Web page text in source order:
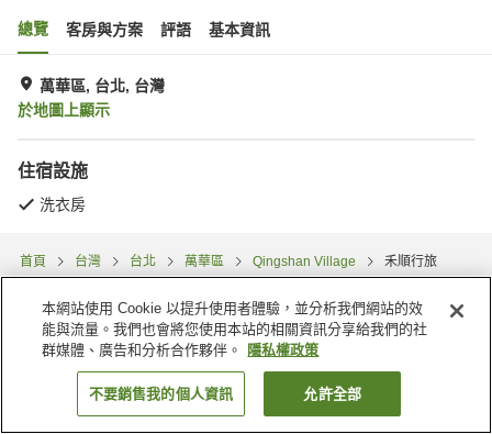
總覽 客房與方案 評語 基本資訊
萬華區, 台北, 台灣
於地圖上顯示
住宿設施
洗衣房
首頁 台灣 台北 萬華區 Qingshan Village 禾順行旅
找客房
本網站使用 Cookie 以提升使用者體驗，並分析我們網站的效
能與流量。我們也會將您使用本站的相關資訊分享給我們的社
群媒體、廣告和分析合作夥伴。
隱私權政策
不要銷售我的個人資訊 允許全部